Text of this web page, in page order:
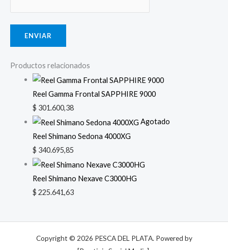
Productos relacionados
Reel Gamma Frontal SAPPHIRE 9000
$ 301.600,38
Agotado
Reel Shimano Sedona 4000XG
$ 340.695,85
Reel Shimano Nexave C3000HG
$ 225.641,63
Copyright © 2026 PESCA DEL PLATA. Powered by